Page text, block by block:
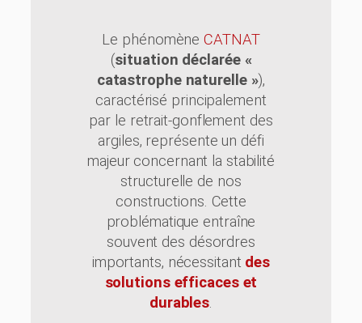
Le phénomèneCATNAT
(situation déclarée «
catastrophe naturelle »),
caractérisé principalement
par le retrait-gonflement des
argiles, représente un défi
majeur concernant la stabilité
structurelle de nos
constructions. Cette
problématique entraîne
souvent des désordres
importants, nécessitant des
solutions efficaces et
durables.